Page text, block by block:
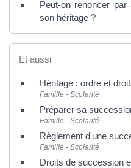
Peut-on renoncer
son héritage ?
Et aussi
Héritage : ordre et
Famille - Scolarité
Préparer sa
Famille - Scolarité
Règlement d'une
Famille - Scolarité
Droits de succession